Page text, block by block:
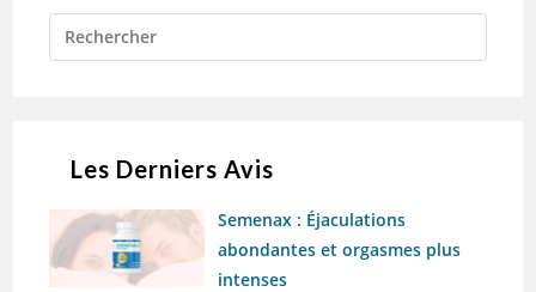
Les Derniers Avis
Semenax : Éjaculations
abondantes et orgasmes plus
intenses